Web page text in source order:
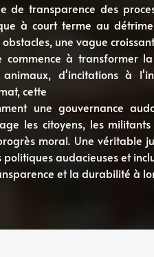
de transparence des
à court terme au
une vague
à transformer
animaux, d'incitations à
cette
une gouvernance
les citoyens, les
moral. Une véritable
audacieuses et
et la durabilité à